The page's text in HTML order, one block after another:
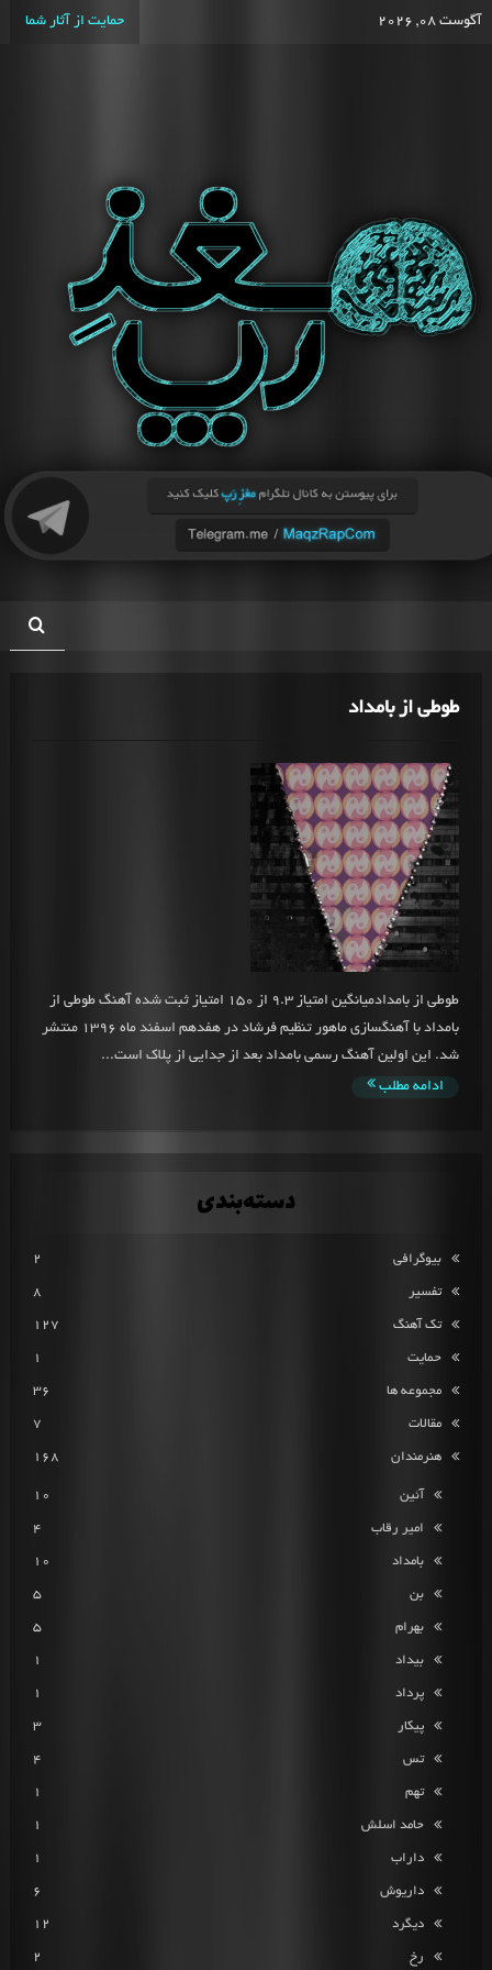
آگوست 08, 2026 حمایت از آثار شما
طوطی از بامداد
طوطی از بامدادمیانگین امتیاز 9.3 از 150 امتیاز ثبت شده آهنگ طوطی از
بامداد با آهنگسازی ماهور تنظیم فرشاد در هفدهم اسفند ماه 1396 منتشر
شد. این اولین آهنگ رسمی بامداد بعد از جدایی از پلاک است...
ادامه مطلب
دسته‌بندی
بیوگرافی 2
تفسیر 8
تک آهنگ 127
حمایت 1
مجموعه ها 36
مقالات 7
هنرمندان 168
آئین 10
امیر رقاب 4
بامداد 10
بن 5
بهرام 5
بیداد 1
پرداد 1
پیکار 3
تس 4
تهم 1
حامد اسلش 1
داراب 1
داریوش 6
دیگرد 12
رخ 2